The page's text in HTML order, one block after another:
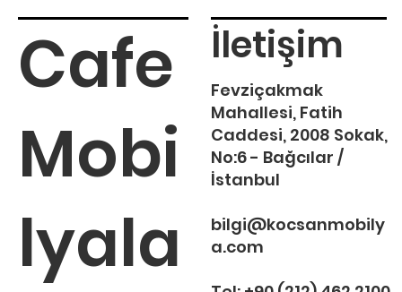
Cafe
Mobi
lyala
İletişim
Fevziçakmak
Mahallesi, Fatih
Caddesi, 2008 Sokak,
No:6 - Bağcılar /
İstanbul
bilgi@kocsanmobily
a.com